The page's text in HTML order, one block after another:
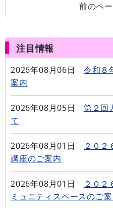
前のペ
注目情報
2026年08月06日
令和８
案内
2026年08月05日
第２回
て
2026年08月01日
２０
講座のご案内
2026年08月01日
２０２
ミュニティスペースのご